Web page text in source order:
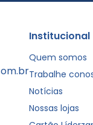
Institucional
Quem somos
Trabalhe
Notícias
Nossas lojas